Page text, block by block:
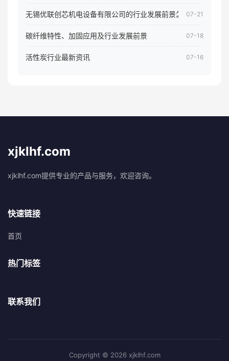
无锡优联创芯机电设备有限公司的行业发展前景怎样07-21
碳纤维特性、加固应用及行业发展前景 07-18
活性炭行业最新资讯 07-16
xjklhf.com
xjklhf.com提供专业的产品与服务，欢迎咨询。
快速链接
首页
热门标签
联系我们
Copyright © 2026 xjklhf.com